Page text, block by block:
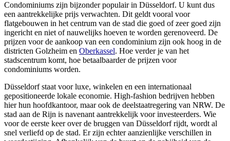
Condominiums zijn bijzonder populair in Düsseldorf. U kunt dus
een aantrekkelijke prijs verwachten. Dit geldt vooral voor
flatgebouwen in het centrum van de stad die goed of zeer goed zijn
ingericht en niet of nauwelijks hoeven te worden gerenoveerd. De
prijzen voor de aankoop van een condominium zijn ook hoog in de
districten Golzheim en Oberkassel. Hoe verder je van het
stadscentrum komt, hoe betaalbaarder de prijzen voor
condominiums worden.
Düsseldorf staat voor luxe, winkelen en een internationaal
gepositioneerde lokale economie. High-fashion bedrijven hebben
hier hun hoofdkantoor, maar ook de deelstaatregering van NRW. De
stad aan de Rijn is navenant aantrekkelijk voor investeerders. Wie
voor de eerste keer over de bruggen van Düsseldorf rijdt, wordt al
snel verliefd op de stad. Er zijn echter aanzienlijke verschillen in